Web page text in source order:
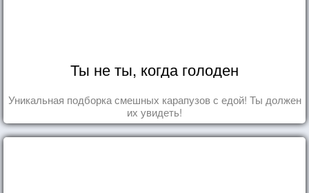
Ты не ты, когда голоден
Уникальная подборка смешных карапузов с едой! Ты должен
их увидеть!